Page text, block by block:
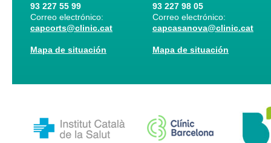
93 227 55 99
Correo electrónico:
capcorts@clinic.cat
Mapa de situación
93 227 98 05
Correo electrónico:
capcasanova@clinic.cat
Mapa de situación